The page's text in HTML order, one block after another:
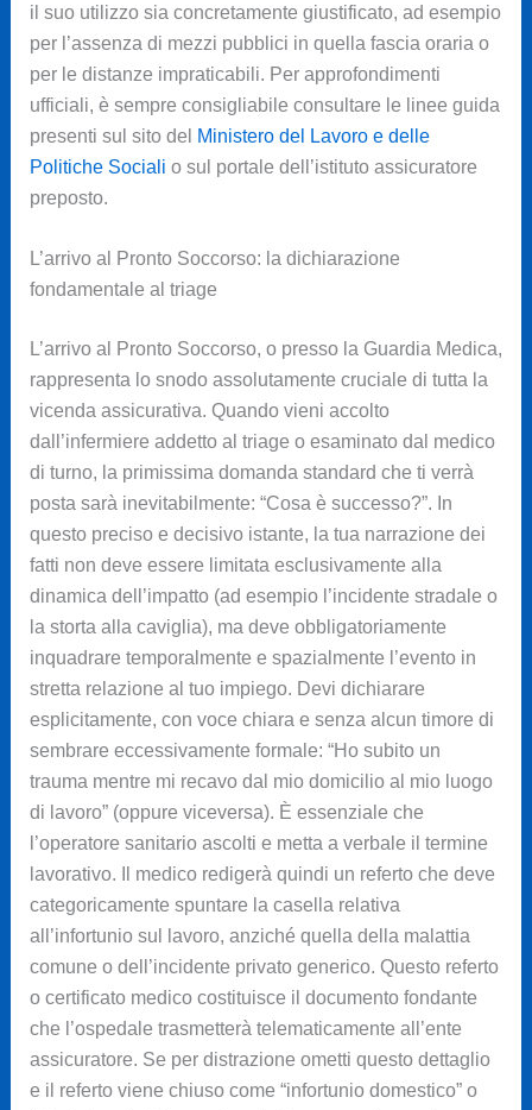
il suo utilizzo sia concretamente giustificato, ad esempio
per l’assenza di mezzi pubblici in quella fascia oraria o
per le distanze impraticabili. Per approfondimenti
ufficiali, è sempre consigliabile consultare le linee guida
presenti sul sito del
Ministero del Lavoro e delle
Politiche Sociali o sul portale dell’istituto assicuratore
preposto.
L’arrivo al Pronto Soccorso: la dichiarazione
fondamentale al triage
L’arrivo al Pronto Soccorso, o presso la Guardia Medica,
rappresenta lo snodo assolutamente cruciale di tutta la
vicenda assicurativa. Quando vieni accolto
dall’infermiere addetto al triage o esaminato dal medico
di turno, la primissima domanda standard che ti verrà
posta sarà inevitabilmente: “Cosa è successo?”. In
questo preciso e decisivo istante, la tua narrazione dei
fatti non deve essere limitata esclusivamente alla
dinamica dell’impatto (ad esempio l’incidente stradale o
la storta alla caviglia), ma deve obbligatoriamente
inquadrare temporalmente e spazialmente l’evento in
stretta relazione al tuo impiego. Devi dichiarare
esplicitamente, con voce chiara e senza alcun timore di
sembrare eccessivamente formale: “Ho subito un
trauma mentre mi recavo dal mio domicilio al mio luogo
di lavoro” (oppure viceversa). È essenziale che
l’operatore sanitario ascolti e metta a verbale il termine
lavorativo. Il medico redigerà quindi un referto che deve
categoricamente spuntare la casella relativa
all’infortunio sul lavoro, anziché quella della malattia
comune o dell’incidente privato generico. Questo referto
o certificato medico costituisce il documento fondante
che l’ospedale trasmetterà telematicamente all’ente
assicuratore. Se per distrazione ometti questo dettaglio
e il referto viene chiuso come “infortunio domestico” o